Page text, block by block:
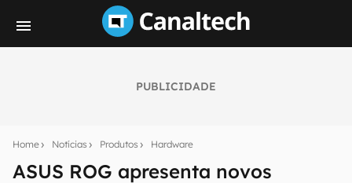
PUBLICIDADE
Home Notícias Produtos Hardware
ASUS ROG apresenta novos
notícias e reviews sobre tecnologia em primeira
mão.